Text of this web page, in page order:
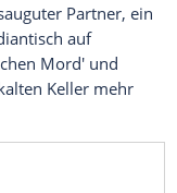
dem Start von
Kriminalrat
und sein
Ermittler